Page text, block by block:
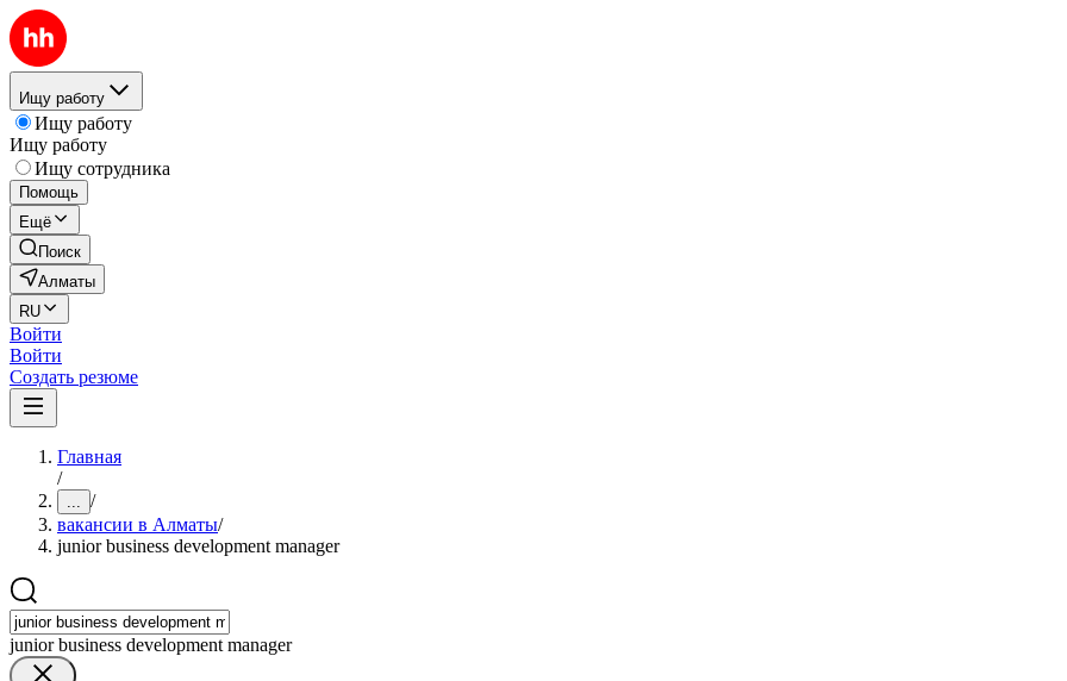
Ищу работу
Ищу работу
Ищу работу
Ищу сотрудника
Помощь
Ещё
Поиск
Алматы
RU
Войти
Войти
Создать резюме
Главная
/
... /
вакансии в Алматы/
junior business development manager
junior business development manager